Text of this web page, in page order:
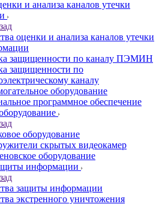
и анализа каналов утечки
оценки и анализа каналов утечки
защищенности по каналу ПЭМИН
защищенности по
каналу
оборудование
программное обеспечение
оборудование
скрытых видеокамер
оборудование
информации
защиты информации
экстренного уничтожения